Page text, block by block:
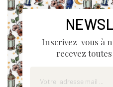
Inscrivez-vous à
recevez